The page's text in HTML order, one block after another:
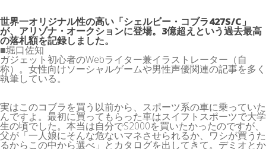
世界一オリジナル性の高い「シェルビー・コブラ427S/C」
が、アリゾナ・オークションに登場。3億超えという過去最高
の落札額を記録しました。
■堀口佐知
ガジェット初心者のWebライター兼イラストレーター（自
称）。女性向けソーシャルゲームや男性声優関連の記事を多く
執筆している。
実はこのコブラを買う以前から、スポーツ系の車に乗っていた
んですよ。最初に買ってもらった車はスイフトスポーツで大学
生の頃でした。本当は自分でS2000を買いたかったのですが、
父が「一人娘にそんな危ないマネさせられるか、ワシが買うた
るからこの中から選べ」とカタログを出してきて。デミオとか